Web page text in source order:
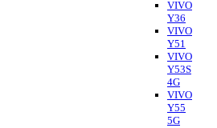
VIVO
Y36
VIVO
Y51
VIVO
Y53S
4G
VIVO
Y55
5G